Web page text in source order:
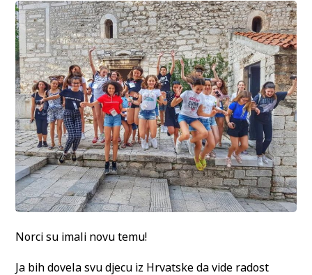
Norci su imali novu temu!
Ja bih dovela svu djecu iz Hrvatske da vide radost